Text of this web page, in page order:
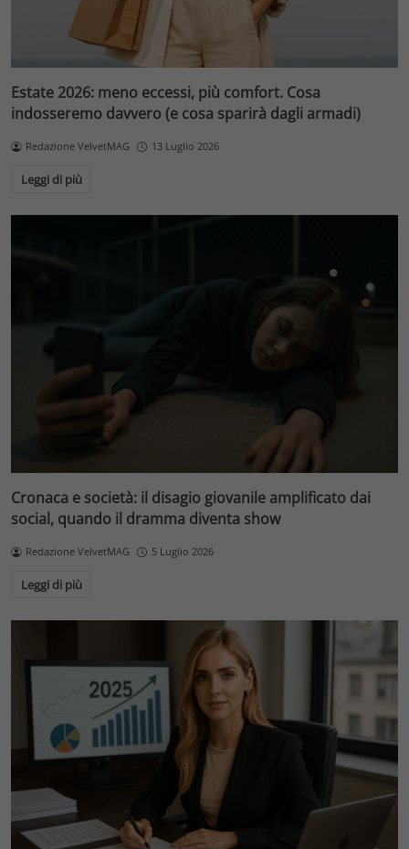
Estate 2026: meno eccessi, più comfort. Cosa
indosseremo davvero (e cosa sparirà dagli armadi)
Redazione VelvetMAG 13 Luglio 2026
Leggi di più
Cronaca e società: il disagio giovanile amplificato dai
social, quando il dramma diventa show
Redazione VelvetMAG 5 Luglio 2026
Leggi di più